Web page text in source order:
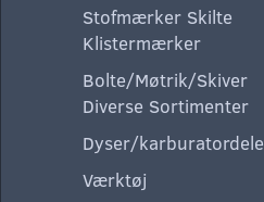
Stofmærker Skilte
Klistermærker
Bolte/Møtrik/Skiver
Diverse Sortimenter
Dyser/karburatordele
Værktøj